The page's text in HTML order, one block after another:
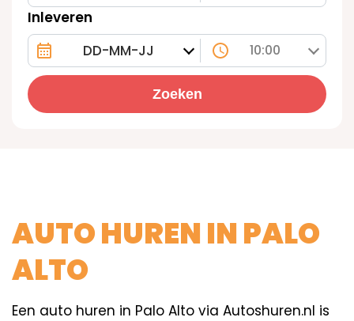
Inleveren
10:00
Zoeken
AUTO HUREN IN PALO
ALTO
Een auto huren in Palo Alto via Autoshuren.nl is